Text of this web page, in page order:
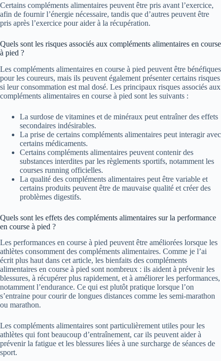
Certains compléments alimentaires peuvent être pris avant l’exercice,
afin de fournir l’énergie nécessaire, tandis que d’autres peuvent être
pris après l’exercice pour aider à la récupération.
Quels sont les risques associés aux compléments alimentaires en course
à pied ?
Les compléments alimentaires en course à pied peuvent être bénéfiques
pour les coureurs, mais ils peuvent également présenter certains risques
si leur consommation est mal dosé. Les principaux risques associés aux
compléments alimentaires en course à pied sont les suivants :
La surdose de vitamines et de minéraux peut entraîner des effets
secondaires indésirables.
La prise de certains compléments alimentaires peut interagir avec
certains médicaments.
Certains compléments alimentaires peuvent contenir des
substances interdites par les règlements sportifs, notamment les
courses running officielles.
La qualité des compléments alimentaires peut être variable et
certains produits peuvent être de mauvaise qualité et créer des
problèmes digestifs.
Quels sont les effets des compléments alimentaires sur la performance
en course à pied ?
Les performances en course à pied peuvent être améliorées lorsque les
athlètes consomment des compléments alimentaires. Comme je l’ai
écrit plus haut dans cet article, les bienfaits des compléments
alimentaires en course à pied sont nombreux : ils aident à prévenir les
blessures, à récupérer plus rapidement, et à améliorer les performances,
notamment l’endurance. Ce qui est plutôt pratique lorsque l’on
s’entraine pour courir de longues distances comme les semi-marathon
ou marathon.
Les compléments alimentaires sont particulièrement utiles pour les
athlètes qui font beaucoup d’entraînement, car ils peuvent aider à
prévenir la fatigue et les blessures liées à une surcharge de séances de
sport.